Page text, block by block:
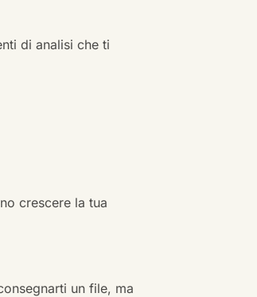
di analisi che ti
crescere la tua
un file, ma